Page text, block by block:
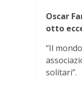
Oscar
otto
“Il
solitari”.